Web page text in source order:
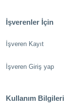
İşverenler İçin
İşveren Kayıt
İşveren Giriş yap
Kullanım Bilgileri